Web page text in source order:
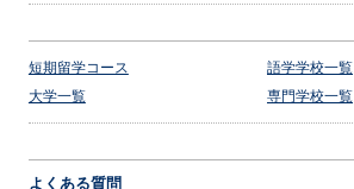
短期留学コース
語学学校一覧
大学一覧
専門学校一覧
よくある質問